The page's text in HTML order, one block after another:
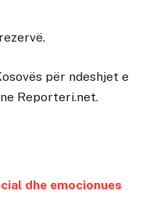
për ndeshjet e
Reporteri.net.
dhe emocionues